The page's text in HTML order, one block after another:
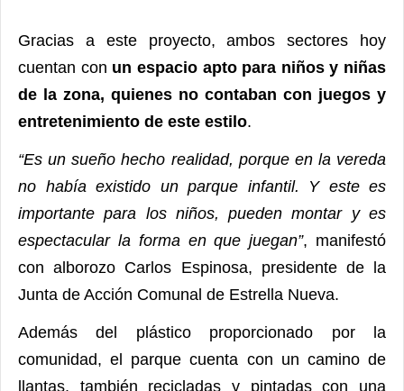
Gracias a este proyecto, ambos sectores hoy
cuentan con un espacio apto para niños y niñas
de la zona, quienes no contaban con juegos y
entretenimiento de este estilo.
“Es un sueño hecho realidad, porque en la vereda
no había existido un parque infantil. Y este es
importante para los niños, pueden montar y es
espectacular la forma en que juegan”, manifestó
con alborozo Carlos Espinosa, presidente de la
Junta de Acción Comunal de Estrella Nueva.
Además del plástico proporcionado por la
comunidad, el parque cuenta con un camino de
llantas, también recicladas y pintadas con una